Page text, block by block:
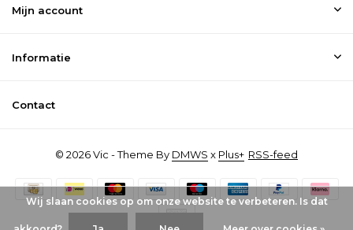
Mijn account
Informatie
Contact
© 2026 Vic - Theme By DMWS x Plus+ RSS-feed
Wij slaan cookies op om onze website te verbeteren. Is dat